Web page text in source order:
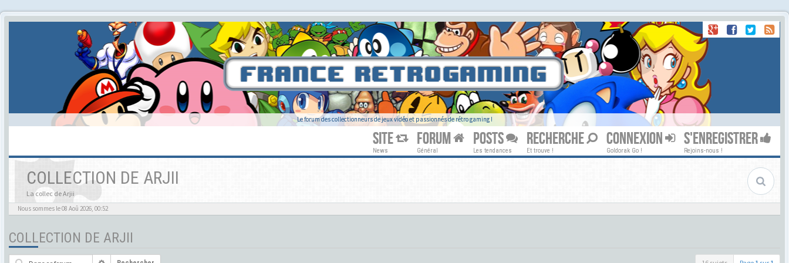
Le forum des collectionneurs de jeux vidéo et passionnés de rétro gaming !
SITE
News
FORUM
Général
POSTS
Les tendances
RECHERCHE
Et trouve !
CONNEXION
Goldorak Go !
S'ENREGISTRER
Rejoins-nous !
COLLECTION DE ARJII
La collec de Arjii
Nous sommes le 08 Aoû 2026, 00:52
COLLECTION DE ARJII